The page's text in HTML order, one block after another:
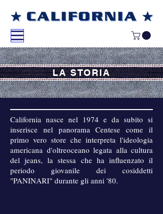
California nasce nel 1974 e da subito si
inserisce nel panorama Centese come il
primo vero store che interpreta l'ideologia
americana d'oltreoceano legata alla cultura
del jeans, la stessa che ha influenzato il
periodo giovanile dei cosiddetti
"PANINARI" durante gli anni '80.
LA STORIA